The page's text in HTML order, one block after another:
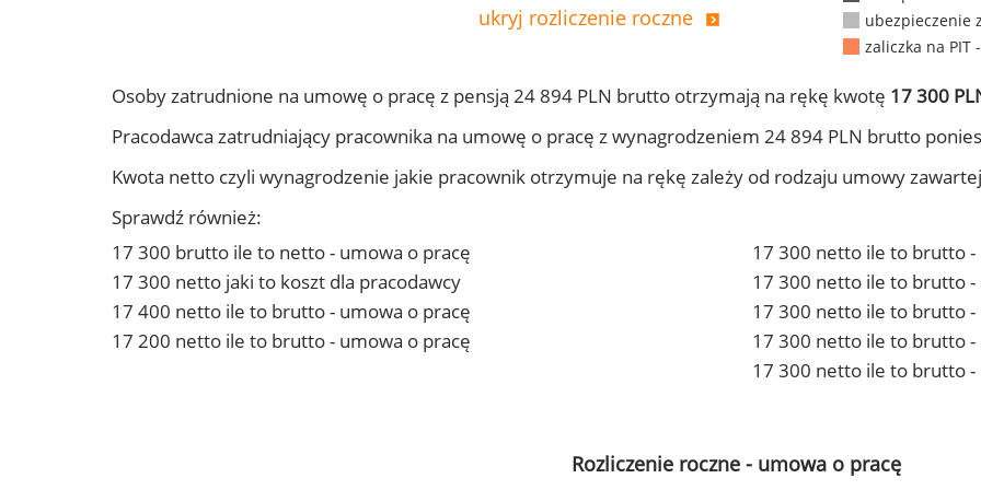
ukryj rozliczenie roczne
ubezpieczenie
zaliczka na PIT
Osoby zatrudnione na umowę o pracę z pensją 24 894 PLN brutto otrzymają na rękę kwotę 17 300
Pracodawca zatrudniający pracownika na umowę o pracę z wynagrodzeniem 24 894 PLN brutto
Kwota netto czyli wynagrodzenie jakie pracownik otrzymuje na rękę zależy od rodzaju umowy
Sprawdź również:
17 300 brutto ile to netto - umowa o pracę
17 300 netto jaki to koszt dla pracodawcy
17 400 netto ile to brutto - umowa o pracę
17 200 netto ile to brutto - umowa o pracę
17 300 netto ile to brutto
17 300 netto ile to brutto -
17 300 netto ile to brutto
17 300 netto ile to brutto
17 300 netto ile to brutto
Rozliczenie roczne - umowa o pracę